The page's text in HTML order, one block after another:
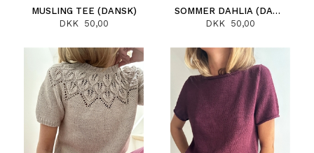
MUSLING TEE (DANSK)
DKK 50,00
SOMMER DAHLIA (DANSK)
DKK 50,00